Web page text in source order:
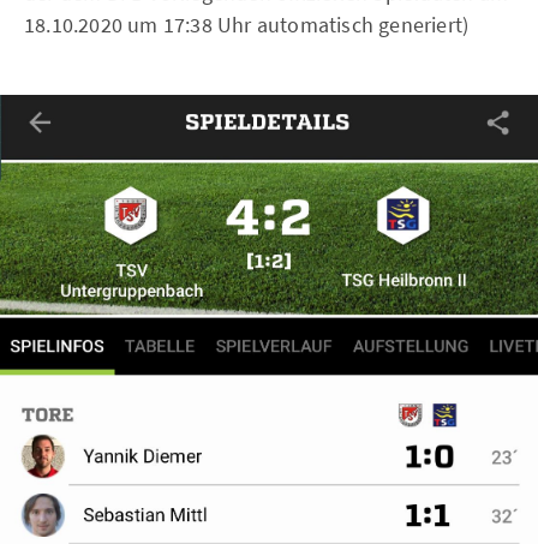
18.10.2020 um 17:38 Uhr automatisch generiert)